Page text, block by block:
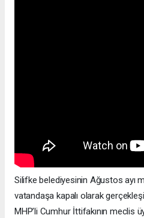
Silifke belediyesinin Ağustos ayı
vatandaşa kapalı olarak
MHP’li Cumhur İttifakının meclis